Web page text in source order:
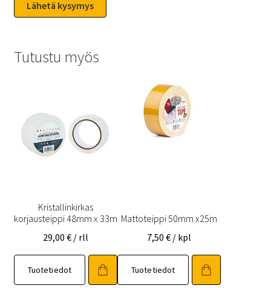
Tutustu myös
Kristallinkirkas
korjausteippi 48mm x 33m
29,00 € / rll
Tuotetiedot
Mattoteippi 50mm x25m
7,50€ / kpl
Tuotetiedot